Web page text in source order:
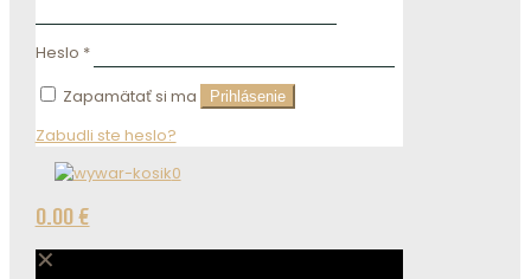
Heslo *
Zapamätať si ma
Prihlásenie
Zabudli ste heslo?
0
0.00 €
✕